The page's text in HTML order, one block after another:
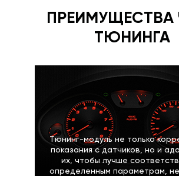
ПРЕИМУЩЕСТВА
ТЮНИНГА
Тюнинг-модуль не только
показания с датчиков, но и
их, чтобы лучше
определенным параметрам, не